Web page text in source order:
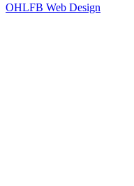
OHLFB Web Design